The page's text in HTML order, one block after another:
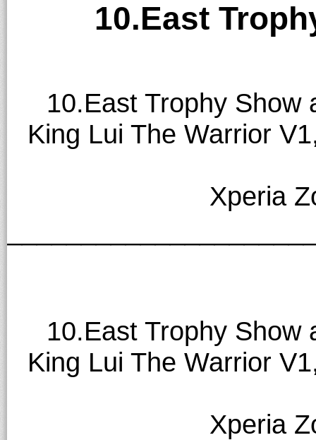
10.East
10.East Trophy Show
King Lui The Warrior
Xperia
10.East Trophy Show
King Lui The Warrior
Xperia